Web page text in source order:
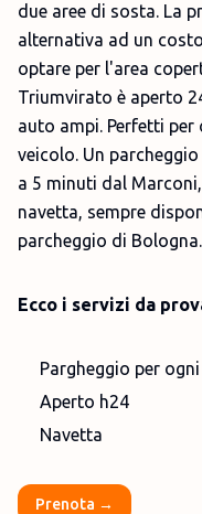
due aree di sosta. La
alternativa ad un
optare per l'area
Triumvirato è aperto
auto ampi. Perfetti
veicolo. Un
a 5 minuti dal
navetta, sempre
parcheggio di Bologna.
Ecco i servizi da
Pargheggio per
Aperto h24
Navetta
Prenota →